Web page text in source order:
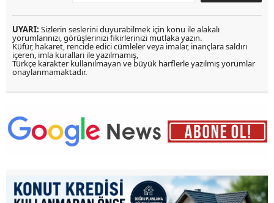
UYARI: Sizlerin seslerini duyurabilmek için konu ile alakalı
yorumlarınızı, görüşlerinizi fikirlerinizi mutlaka yazın.
Küfür, hakaret, rencide edici cümleler veya imalar, inançlara saldırı
içeren, imla kuralları ile yazılmamış,
Türkçe karakter kullanılmayan ve büyük harflerle yazılmış yorumlar
onaylanmamaktadır.